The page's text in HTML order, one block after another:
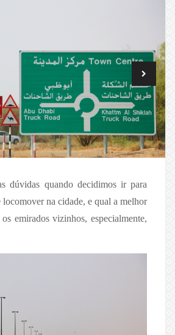
dúvidas quando decidimos ir para
na cidade, e qual a melhor
emirados vizinhos, especialmente,